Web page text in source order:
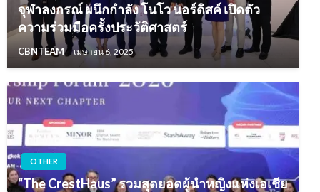
จุฬาลงกรณ์ ผนึกกำลัง โนโว นอร์ดิสค์ เปิดตัว
ความร่วมมือครั้งประวัติศาสตร์
CBNTEAM เมษายน 6, 2025
OTHER
“The CrestHaus” รวมสุดยอดผู้นำหญิงแห่งเอเชีย